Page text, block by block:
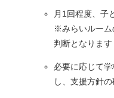
月1回程度、子
※みらいルーム
判断となります
必要に応じて
し、支援方針